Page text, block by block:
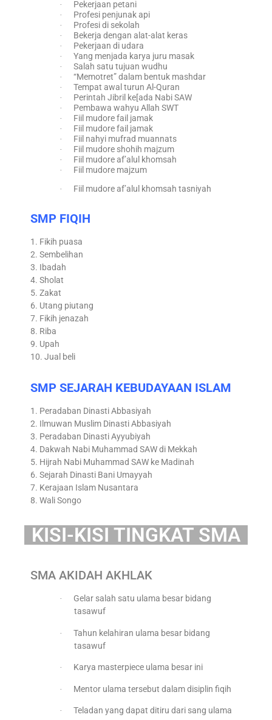
· Pekerjaan petani
· Profesi penjunak api
· Profesi di sekolah
· Bekerja dengan alat-alat keras
· Pekerjaan di udara
· Yang menjada karya juru masak
· Salah satu tujuan wudhu
· “Memotret” dalam bentuk mashdar
· Tempat awal turun Al-Quran
· Perintah Jibril ke[ada Nabi SAW
· Pembawa wahyu Allah SWT
· Fiil mudore fail jamak
· Fiil mudore fail jamak
· Fiil nahyi mufrad muannats
· Fiil mudore shohih majzum
· Fiil mudore af’alul khomsah
· Fiil mudore majzum
· Fiil mudore af’alul khomsah tasniyah
SMP FIQIH
1. Fikih puasa
2. Sembelihan
3. Ibadah
4. Sholat
5. Zakat
6. Utang piutang
7. Fikih jenazah
8. Riba
9. Upah
10. Jual beli
SMP SEJARAH KEBUDAYAAN ISLAM
1. Peradaban Dinasti Abbasiyah
2. Ilmuwan Muslim Dinasti Abbasiyah
3. Peradaban Dinasti Ayyubiyah
4. Dakwah Nabi Muhammad SAW di Mekkah
5. Hijrah Nabi Muhammad SAW ke Madinah
6. Sejarah Dinasti Bani Umayyah
7. Kerajaan Islam Nusantara
8. Wali Songo
KISI-KISI TINGKAT SMA
SMA AKIDAH AKHLAK
·
Gelar salah satu ulama besar bidang
tasawuf
·
Tahun kelahiran ulama besar bidang
tasawuf
· Karya masterpiece ulama besar ini
· Mentor ulama tersebut dalam disiplin fiqih
· Teladan yang dapat ditiru dari sang ulama